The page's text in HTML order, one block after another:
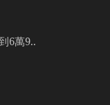
6萬9..